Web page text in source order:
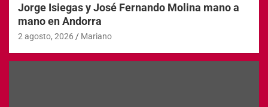
Jorge Isiegas y José Fernando Molina mano a
mano en Andorra
2 agosto, 2026 Mariano